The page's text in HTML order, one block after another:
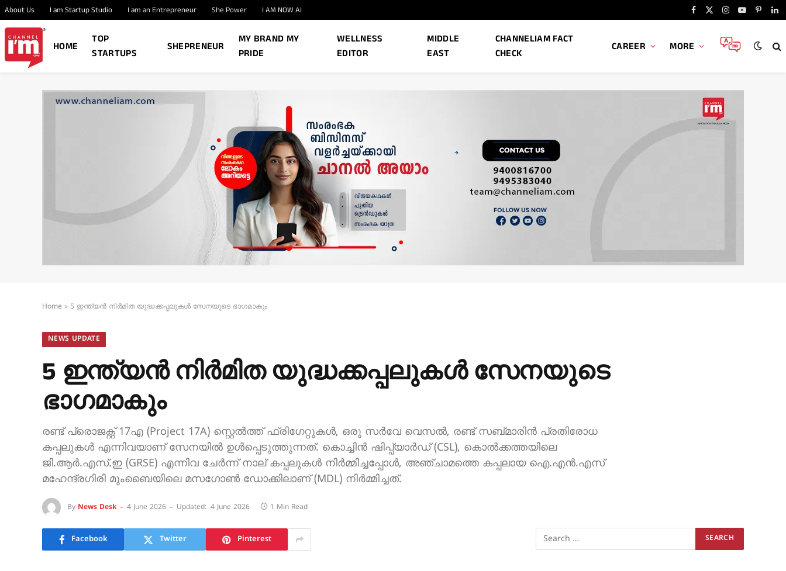
About Us I am Startup Studio I am an Entrepreneur She Power I AM NOW AI
Facebook
X
Instagram
YouTube
HOME
TOP
STARTUPS
SHEPRENEUR
MY BRAND MY
PRIDE
WELLNESS
EDITOR
MIDDLE
EAST
CHANNELIAM FACT
CHECK
CAREER MORE
Home » 5 ഇന്ത്യൻ നിർമിത യുദ്ധക്കപ്പലുകൾ സേനയുടെ ഭാഗമാകും
NEWS UPDATE
5 ഇന്ത്യൻ നിർമിത യുദ്ധക്കപ്പലുകൾ സേനയുടെ
ഭാഗമാകും
രണ്ട് പ്രൊജക്റ്റ് 17എ (Project 17A) സ്റ്റെൽത്ത് ഫ്രിഗേറ്റുകൾ, ഒരു സർവേ വെസൽ, രണ്ട് സബ്‌മാരിൻ പ്രതിരോധ
കപ്പലുകൾ എന്നിവയാണ് സേനയിൽ ഉൾപ്പെടുത്തുന്നത്. കൊച്ചിൻ ഷിപ്പ്‌യാർഡ് (CSL), കൊൽക്കത്തയിലെ
ജി.ആർ.എസ്.ഇ (GRSE) എന്നിവ ചേർന്ന് നാല് കപ്പലുകൾ നിർമ്മിച്ചപ്പോൾ, അഞ്ചാമത്തെ കപ്പലായ ഐ.എൻ.എസ്
മഹേന്ദ്രഗിരി മുംബൈയിലെ മസഗോൺ ഡോക്കിലാണ് (MDL) നിർമ്മിച്ചത്.
By News Desk 4 June 2026 Updated: 4 June 2026 1 Min Read
Facebook Twitter Pinterest